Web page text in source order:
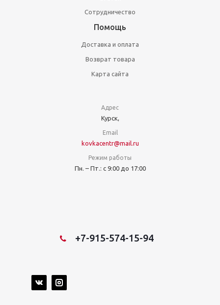
Сотрудничество
Помощь
Доставка и оплата
Возврат товара
Карта сайта
Адрес
Курск,
Email
kovkacentr@mail.ru
Режим работы
Пн. – Пт.: с 9:00 до 17:00
+7-915-574-15-94